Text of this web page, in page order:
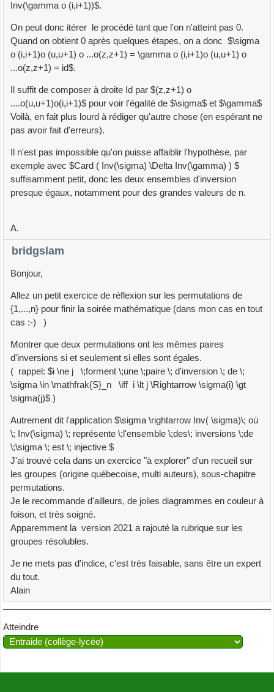
Inv(\gamma o (i,i+1))$.
On peut donc itérer le procédé tant que l'on n'atteint pas 0.
Quand on obtient 0 après quelques étapes, on a donc $\sigma
o (i,i+1)o (u,u+1) o ...o(z,z+1) = \gamma o (i,i+1)o (u,u+1) o
...o(z,z+1) = id$.
Il suffit de composer à droite Id par $(z,z+1) o
....o(u,u+1)o(i,i+1)$ pour voir l'égalité de $\sigma$ et $\gamma$
Voilà, en fait plus lourd à rédiger qu'autre chose (en espérant ne
pas avoir fait d'erreurs).
Il n'est pas impossible qu'on puisse affaiblir l'hypothèse, par
exemple avec $Card ( Inv(\sigma) \Delta Inv(\gamma) ) $
suffisamment petit, donc les deux ensembles d'inversion
presque égaux, notamment pour des grandes valeurs de n.
A.
bridgslam
Bonjour,
Allez un petit exercice de réflexion sur les permutations de
{1,...,n} pour finir la soirée mathématique (dans mon cas en tout
cas :-) )
Montrer que deux permutations ont les mêmes paires
d'inversions si et seulement si elles sont égales.
( rappel: $i \ne j \;forment \;une \;paire \; d'inversion \; de \;
\sigma \in \mathfrak{S}_n \iff i \lt j \Rightarrow \sigma(i) \gt
\sigma(j)$ )
Autrement dit l'application $\sigma \rightarrow Inv( \sigma)\; où
\; Inv(\sigma) \; représente \;l'ensemble \;des\; inversions \;de
\;\sigma \; est \; injective $
J'ai trouvé cela dans un exercice "à explorer" d'un recueil sur
les groupes (origine québecoise, multi auteurs), sous-chapitre
permutations.
Je le recommande d'ailleurs, de jolies diagrammes en couleur à
foison, et très soigné.
Apparemment la version 2021 a rajouté la rubrique sur les
groupes résolubles.
Je ne mets pas d'indice, c'est très faisable, sans être un expert
du tout.
Alain
Atteindre